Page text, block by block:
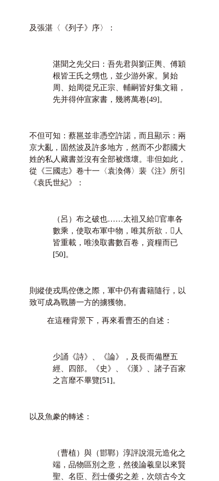
及張湛〈《列子》序〉：
湛聞之先父曰：吾先君與劉正輿、傅穎
根皆王氏之甥也，並少游外家。舅始
周、始周從兄正宗、輔嗣皆好集文籍，
先并得仲宣家書，幾將萬卷[49]。
不但可知：蔡邕並非憑空許諾，而且顯示：兩
京大亂，固然波及許多地方，然而不少郡國大
姓的私人藏書並沒有全部被燬壞。非但如此，
從《三國志》卷十一〈袁渙傳〉裴《注》所引
《袁氏世紀》：
（呂）布之破也……太祖又給官車各
數乘，使取布軍中物，唯其所欲．  人
皆重載，唯渙取書數百卷，資糧而已
[50]。
則縱使戎馬倥傯之際，軍中仍有書籍隨行，以
致可成為戰勝一方的擄獲物。
在這種背景下，再來看曹丕的自述：
少誦《詩》、《論》，及長而備歷五
經、四部。《史》、《漢》、諸子百家
之言靡不畢覽[51]。
以及魚豢的轉述：
（曹植）與（邯鄲）淳評說混元造化之
端，品物區別之意，然後論羲皇以來賢
聖、名臣、烈士優劣之差，次頌古今文